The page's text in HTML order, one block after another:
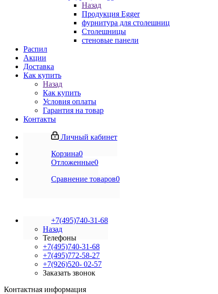
Назад
Продукция Egger
фурнитура для столешниц
Столешницы
стеновые панели
Распил
Акции
Доставка
Как купить
Назад
Как купить
Условия оплаты
Гарантия на товар
Контакты
Личный кабинет
Корзина0
Отложенные0
Сравнение товаров0
+7(495)740-31-68
Назад
Телефоны
+7(495)740-31-68
+7(495)772-58-27
+7(926)520- 02-57
Заказать звонок
Контактная информация